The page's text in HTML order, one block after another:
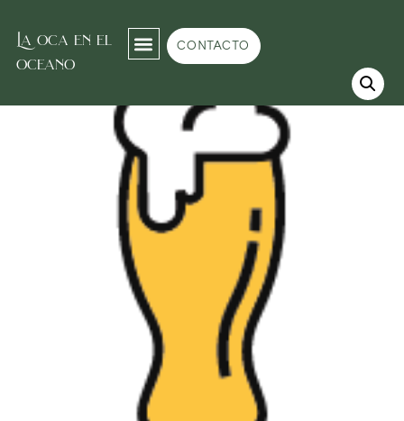
La oca en el
oceano
CONTACTO
Inicio /Refrescos /cervezas/ Staropramen